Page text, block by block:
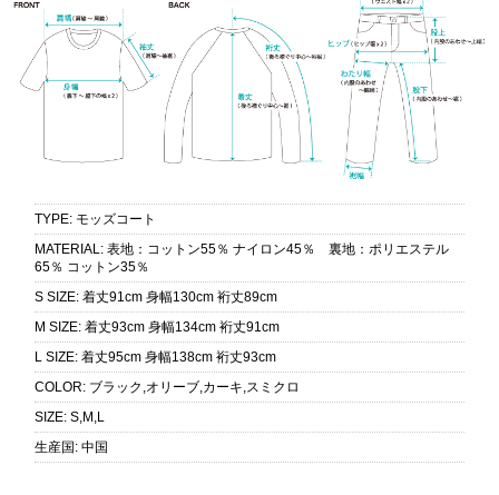
TYPE: モッズコート
MATERIAL: 表地：コットン55％ ナイロン45％ 裏地：ポリエステル
65％ コットン35％
S SIZE: 着丈91cm 身幅130cm 裄丈89cm
M SIZE: 着丈93cm 身幅134cm 裄丈91cm
L SIZE: 着丈95cm 身幅138cm 裄丈93cm
COLOR: ブラック,オリーブ,カーキ,スミクロ
SIZE: S,M,L
生産国 : 中国